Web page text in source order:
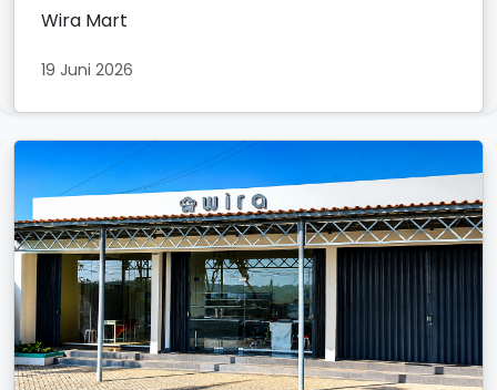
Wira Mart
19 Juni 2026